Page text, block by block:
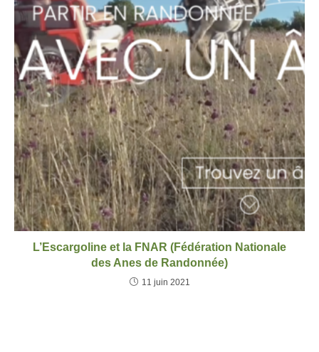
L’Escargoline et la FNAR (Fédération Nationale
des Anes de Randonnée)
11 juin 2021